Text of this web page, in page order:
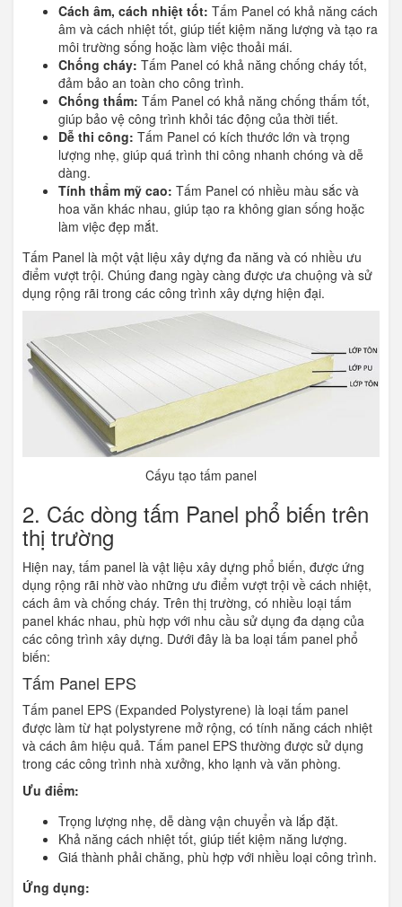
Cách âm, cách nhiệt tốt: Tấm Panel có khả năng cách
âm và cách nhiệt tốt, giúp tiết kiệm năng lượng và tạo ra
môi trường sống hoặc làm việc thoải mái.
Chống cháy: Tấm Panel có khả năng chống cháy tốt,
đảm bảo an toàn cho công trình.
Chống thấm: Tấm Panel có khả năng chống thấm tốt,
giúp bảo vệ công trình khỏi tác động của thời tiết.
Dễ thi công: Tấm Panel có kích thước lớn và trọng
lượng nhẹ, giúp quá trình thi công nhanh chóng và dễ
dàng.
Tính thẩm mỹ cao: Tấm Panel có nhiều màu sắc và
hoa văn khác nhau, giúp tạo ra không gian sống hoặc
làm việc đẹp mắt.
Tấm Panel là một vật liệu xây dựng đa năng và có nhiều ưu
điểm vượt trội. Chúng đang ngày càng được ưa chuộng và sử
dụng rộng rãi trong các công trình xây dựng hiện đại.
Cấyu tạo tấm panel
2. Các dòng tấm Panel phổ biến trên
thị trường
Hiện nay, tấm panel là vật liệu xây dựng phổ biến, được ứng
dụng rộng rãi nhờ vào những ưu điểm vượt trội về cách nhiệt,
cách âm và chống cháy. Trên thị trường, có nhiều loại tấm
panel khác nhau, phù hợp với nhu cầu sử dụng đa dạng của
các công trình xây dựng. Dưới đây là ba loại tấm panel phổ
biến:
Tấm Panel EPS
Tấm panel EPS (Expanded Polystyrene) là loại tấm panel
được làm từ hạt polystyrene mở rộng, có tính năng cách nhiệt
và cách âm hiệu quả. Tấm panel EPS thường được sử dụng
trong các công trình nhà xưởng, kho lạnh và văn phòng.
Ưu điểm:
Trọng lượng nhẹ, dễ dàng vận chuyển và lắp đặt.
Khả năng cách nhiệt tốt, giúp tiết kiệm năng lượng.
Giá thành phải chăng, phù hợp với nhiều loại công trình.
Ứng dụng: